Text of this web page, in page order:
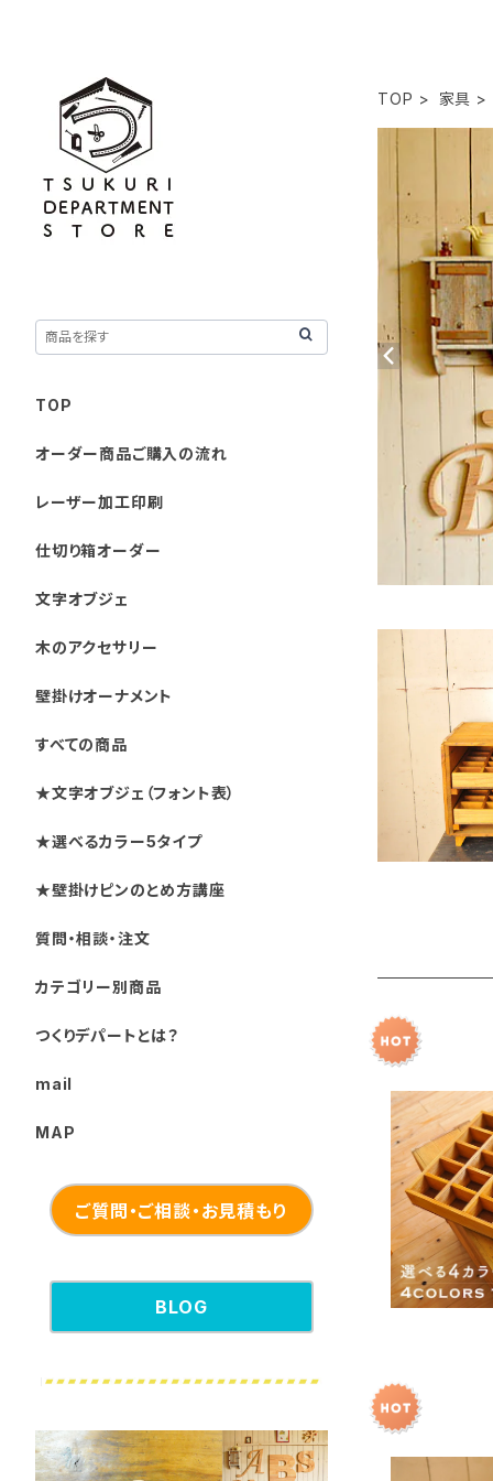
TOP 家具
選べるカラ
TOP
オーダー商品ご購入の流れ
レーザー加工印刷
仕切り箱オーダー
文字オブジェ
木のアクセサリー
壁掛けオーナメント
すべての商品
★文字オブジェ（フォント表）
★選べるカラー5タイプ
★壁掛けピンのとめ方講座
質問・相談・注文
カテゴリー別商品
つくりデパートとは？
mail
MAP
ご質問・ご相談・お見積もり
BLOG